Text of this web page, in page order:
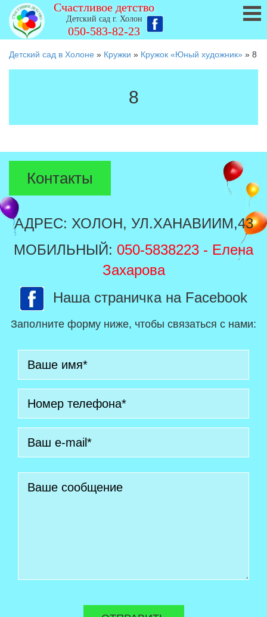
Счастливое детство
Детский сад г. Холон
050-583-82-23
Детский сад в Холоне » Кружки » Кружок «Юный художник» » 8
8
Контакты
АДРЕС: ХОЛОН, УЛ.ХАНАВИИМ,43
МОБИЛЬНЫЙ: 050-5838223 - Елена
Захарова
Наша страничка на Facebook
Заполните форму ниже, чтобы связаться с нами: